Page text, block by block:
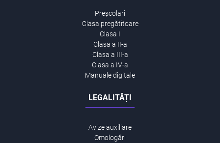
Preșcolari
Clasa pregătitoare
Clasa I
Clasa a II-a
Clasa a III-a
Clasa a IV-a
Manuale digitale
LEGALITĂȚI
Avize auxiliare
Omologări